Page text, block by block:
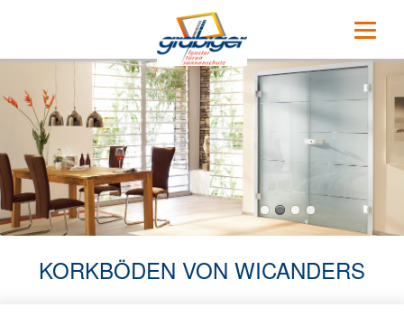
Navigation
überspringen
Home
Unsere Partner
Fenster
Holz
Holz-Aluminium
Kunststoff
KORKBÖDEN VON WICANDERS